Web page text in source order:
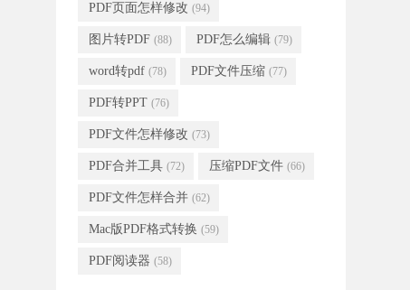
PDF页面怎样修改 (94)
图片转PDF (88) PDF怎么编辑 (79)
word转pdf (78) PDF文件压缩 (77)
PDF转PPT (76)
PDF文件怎样修改 (73)
PDF合并工具 (72) 压缩PDF文件 (66)
PDF文件怎样合并 (62)
Mac版PDF格式转换 (59)
PDF阅读器 (58)